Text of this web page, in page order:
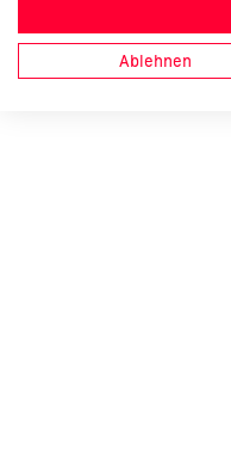
Ablehnen